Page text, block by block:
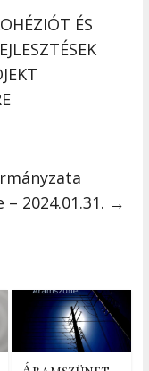
ÉS
2024.01.31. →